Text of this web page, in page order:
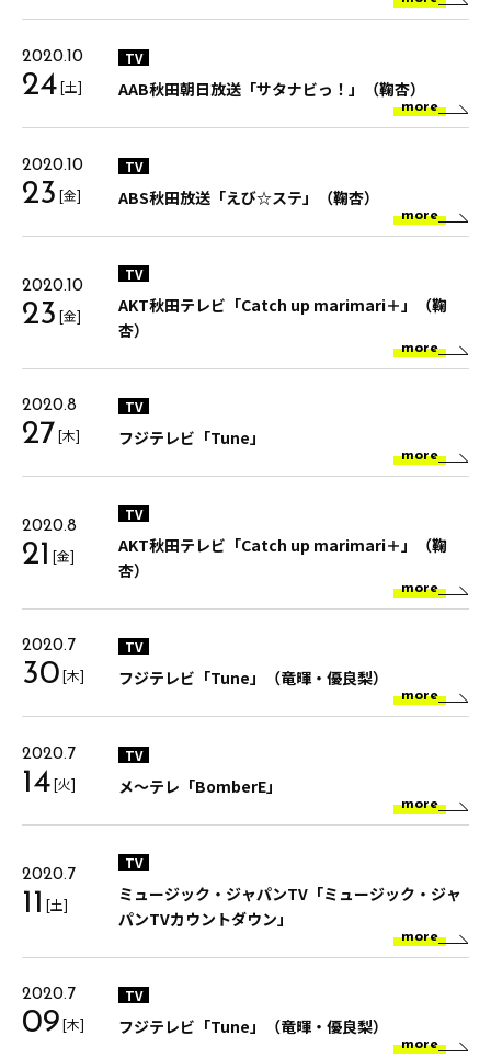
2020.10
24[土]
TV
AAB秋田朝日放送「サタナビっ！」（鞠杏）
more
2020.10
23 [金]
TV
ABS秋田放送「えび☆ステ」（鞠杏）
more
2020.10
23 [金]
TV
AKT秋田テレビ「Catch up marimari＋」（鞠
杏）
more
2020.8
27[木]
TV
フジテレビ「Tune」
more
2020.8
21 [金]
TV
AKT秋田テレビ「Catch up marimari＋」（鞠
杏）
more
2020.7
30[木]
TV
フジテレビ「Tune」（竜暉・優良梨）
more
2020.7
14[火]
TV
メ～テレ「BomberE」
more
2020.7
11 [土]
TV
ミュージック・ジャパンTV「ミュージック・ジャ
パンTVカウントダウン」
more
2020.7
09[木]
TV
フジテレビ「Tune」（竜暉・優良梨）
more